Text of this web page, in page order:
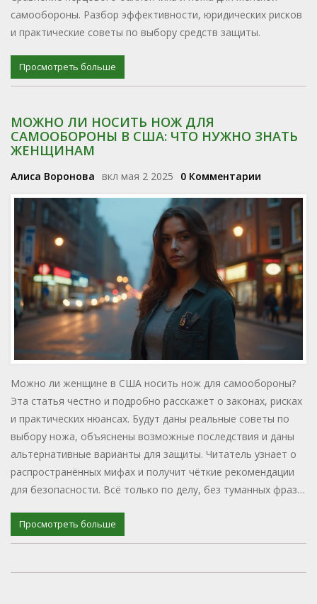
самообороны. Разбор эффективности, юридических рисков
и практические советы по выбору средств защиты.
Просмотреть больше
МОЖНО ЛИ НОСИТЬ НОЖ ДЛЯ
САМООБОРОНЫ В США: ЧТО НУЖНО ЗНАТЬ
ЖЕНЩИНАМ
Алиса Воронова вкл мая 2 2025 0 Комментарии
Можно ли женщине в США носить нож для самообороны?
Эта статья честно и подробно расскажет о законах, рисках
и практических нюансах. Будут даны реальные советы по
выбору ножа, объяснены возможные последствия и даны
альтернативные варианты для защиты. Читатель узнает о
распространённых мифах и получит чёткие рекомендации
для безопасности. Всё только по делу, без туманных фраз и
Просмотреть больше